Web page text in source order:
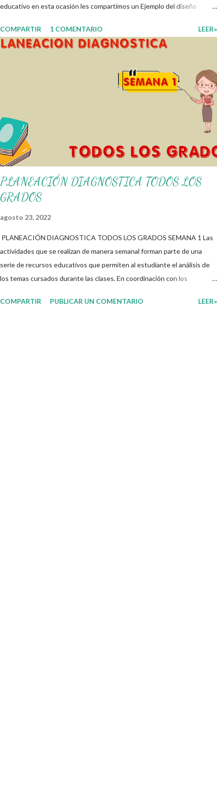
educativo en esta ocasión les compartimos un Ejemplo del diseño
fortalecer los procesos de enseñanza y aprendizaje para que los
alumnos alcacen los niveles de logro educativo. Gracias por seguir a
diferentes materiales que hacen que todo esto sea posible,
recordándoles que nosotros solo los compartimos con fines educativos,
didácticos e informativos. ☺️ Obtén documento completo aquí 👇👇 👇
COMPARTIR 1 COMENTARIO LEER»
PLANEACIÓN DIAGNOSTICA TODOS LOS
GRADOS
agosto 23, 2022
PLANEACIÓN DIAGNOSTICA TODOS LOS GRADOS SEMANA 1 Las
actividades que se realizan de manera semanal forman parte de una
serie de recursos educativos que permiten al estudiante el análisis de
los temas cursados durante las clases. En coordinación con los
su interés con el material que les compartimos para que así, mediante
COMPARTIR PUBLICAR UN COMENTARIO LEER»